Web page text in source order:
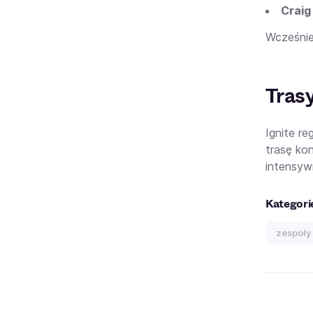
Ignite
trasę